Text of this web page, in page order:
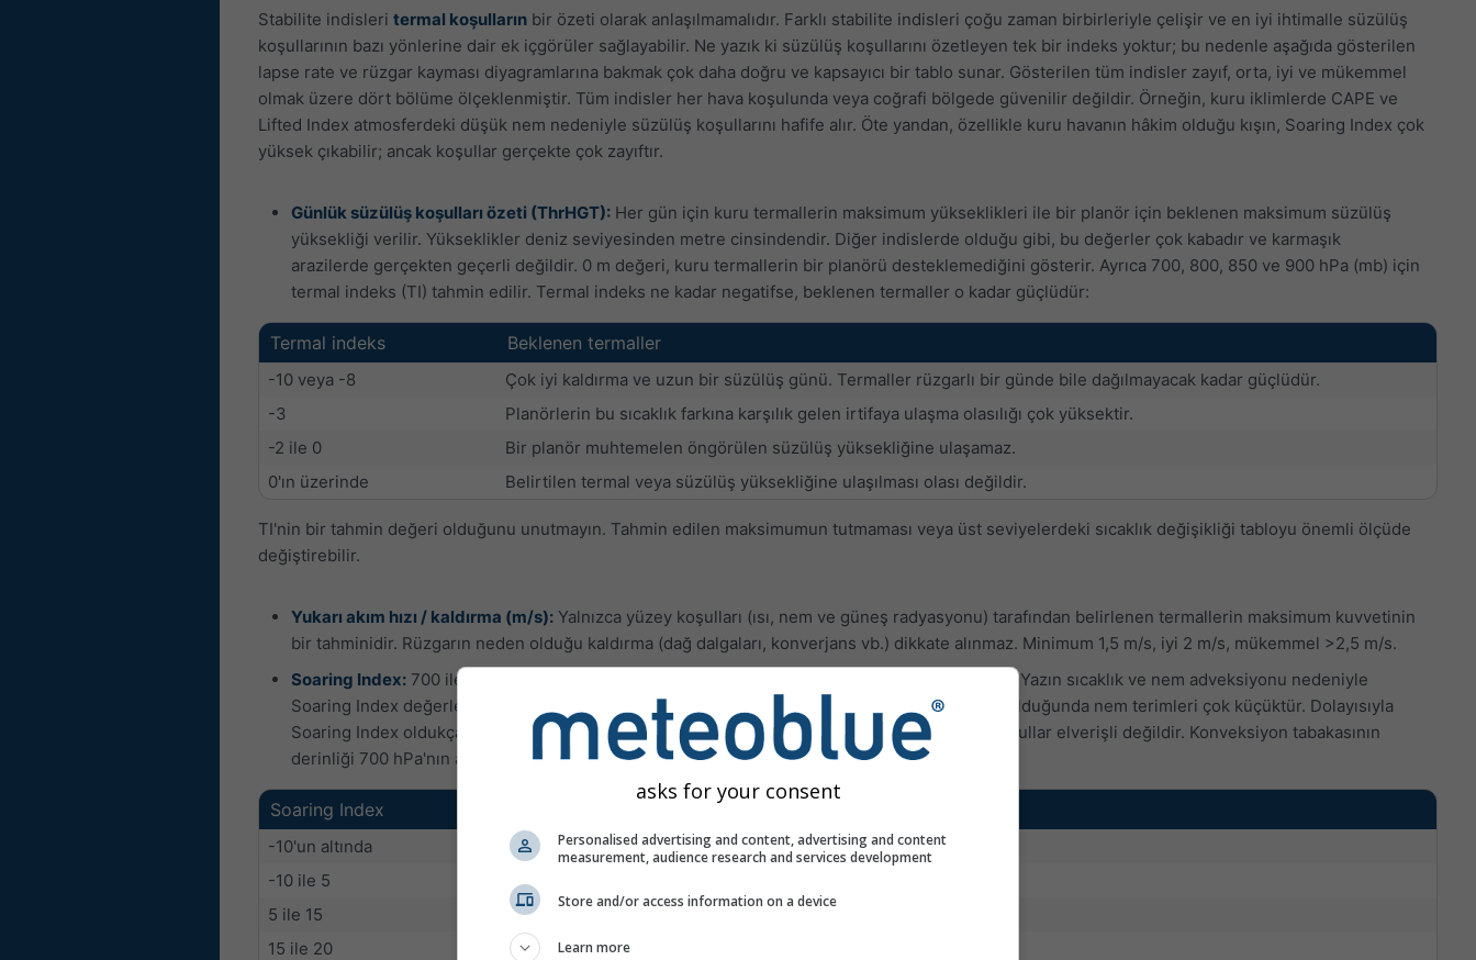
Stabilite indisleri termal koşulların bir özeti olarak anlaşılmamalıdır. Farklı stabilite indisleri çoğu zaman birbirleriyle çelişir ve en iyi ihtimalle süzülüş
koşullarının bazı yönlerine dair ek içgörüler sağlayabilir. Ne yazık ki süzülüş koşullarını özetleyen tek bir indeks yoktur; bu nedenle aşağıda gösterilen
lapse rate ve rüzgar kayması diyagramlarına bakmak çok daha doğru ve kapsayıcı bir tablo sunar. Gösterilen tüm indisler zayıf, orta, iyi ve mükemmel
olmak üzere dört bölüme ölçeklenmiştir. Tüm indisler her hava koşulunda veya coğrafi bölgede güvenilir değildir. Örneğin, kuru iklimlerde CAPE ve
Lifted Index atmosferdeki düşük nem nedeniyle süzülüş koşullarını hafife alır. Öte yandan, özellikle kuru havanın hâkim olduğu kışın, Soaring Index çok
yüksek çıkabilir; ancak koşullar gerçekte çok zayıftır.
Günlük süzülüş koşulları özeti (ThrHGT): Her gün için kuru termallerin maksimum yükseklikleri ile bir planör için beklenen maksimum süzülüş
yüksekliği verilir. Yükseklikler deniz seviyesinden metre cinsindendir. Diğer indislerde olduğu gibi, bu değerler çok kabadır ve karmaşık
arazilerde gerçekten geçerli değildir. 0 m değeri, kuru termallerin bir planörü desteklemediğini gösterir. Ayrıca 700, 800, 850 ve 900 hPa (mb) için
termal indeks (TI) tahmin edilir. Termal indeks ne kadar negatifse, beklenen termaller o kadar güçlüdür:
Termal indeks Beklenen termaller
-10 veya -8
Çok iyi kaldırma ve uzun bir süzülüş günü. Termaller rüzgarlı bir günde bile dağılmayacak kadar güçlüdür.
-3
Planörlerin bu sıcaklık farkına karşılık gelen irtifaya ulaşma olasılığı çok yüksektir.
-2 ile 0
Bir planör muhtemelen öngörülen süzülüş yüksekliğine ulaşamaz.
0'ın üzerinde
Belirtilen termal veya süzülüş yüksekliğine ulaşılması olası değildir.
TI'nin bir tahmin değeri olduğunu unutmayın. Tahmin edilen maksimumun tutmaması veya üst seviyelerdeki sıcaklık değişikliği tabloyu önemli ölçüde
değiştirebilir.
Yukarı akım hızı / kaldırma (m/s): Yalnızca yüzey koşulları (ısı, nem ve güneş radyasyonu) tarafından belirlenen termallerin maksimum kuvvetinin
bir tahminidir. Rüzgarın neden olduğu kaldırma (dağ dalgaları, konverjans vb.) dikkate alınmaz. Minimum 1,5 m/s, iyi 2 m/s, mükemmel >2,5 m/s.
Soaring Index: 700 ile 850 hPa arasındaki sıcaklık ve nemi dikkate alan bir stabilite ölçüsüdür. Yazın sıcaklık ve nem adveksiyonu nedeniyle
Soaring Index değerleri kısa sürelerde önemli ölçüde değişebilir. Kışın sıcaklıklar çok soğuk olduğunda nem terimleri çok küçüktür. Dolayısıyla
Soaring Index oldukça büyük olsa bile, nem eksikliği nedeniyle gök gürültülü fırtınalar için koşullar elverişli değildir. Konveksiyon tabakasının
derinliği 700 hPa'nın altında kalıyorsa indeks güvenilir bilgi vermez.
Soaring Index
-10'un altında
hiç veya zayıf termal
-10 ile 5
kuru termaller veya 1/8 kümülüs ile orta kuvvette termaller
5 ile 15
iyi süzülüş koşulları
15 ile 20
ara sıra sağanaklarla birlikte iyi süzülüş koşulları
asks for your consent
Personalised advertising and content, advertising and content
measurement, audience research and services development
Store and/or access information on a device
Learn more